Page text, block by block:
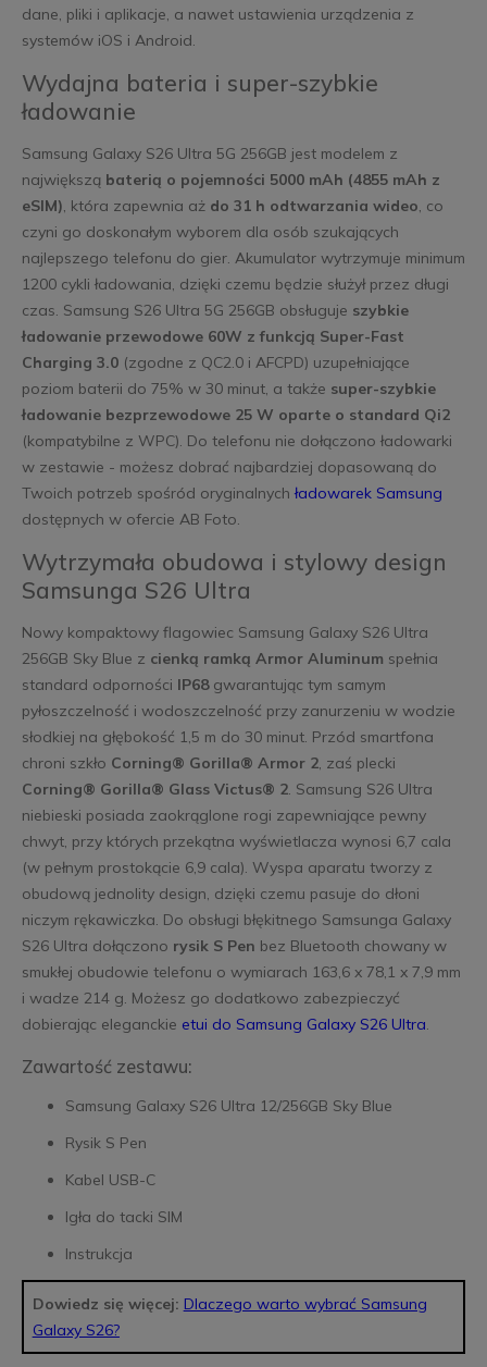
dane, pliki i aplikacje, a nawet ustawienia urządzenia z
systemów iOS i Android.
Wydajna bateria i super-szybkie
ładowanie
Samsung Galaxy S26 Ultra 5G 256GB jest modelem z
największą baterią o pojemności 5000 mAh (4855 mAh z
eSIM), która zapewnia aż do 31 h odtwarzania wideo, co
czyni go doskonałym wyborem dla osób szukających
najlepszego telefonu do gier. Akumulator wytrzymuje minimum
1200 cykli ładowania, dzięki czemu będzie służył przez długi
czas. Samsung S26 Ultra 5G 256GB obsługuje szybkie
ładowanie przewodowe 60W z funkcją Super-Fast
Charging 3.0(zgodne z QC2.0 i AFCPD) uzupełniające
poziom baterii do 75% w 30 minut, a także super-szybkie
ładowanie bezprzewodowe 25 W oparte o standard Qi2
(kompatybilne z WPC). Do telefonu nie dołączono ładowarki
w zestawie - możesz dobrać najbardziej dopasowaną do
Twoich potrzeb spośród oryginalnych ładowarek Samsung
dostępnych w ofercie AB Foto.
Wytrzymała obudowa i stylowy design
Samsunga S26 Ultra
Nowy kompaktowy flagowiec Samsung Galaxy S26 Ultra
256GB Sky Blue z cienką ramką Armor Aluminum spełnia
standard odporności IP68gwarantując tym samym
pyłoszczelność i wodoszczelność przy zanurzeniu w wodzie
słodkiej na głębokość 1,5 m do 30 minut. Przód smartfona
chroni szkło Corning® Gorilla® Armor 2, zaś plecki
Corning® Gorilla® Glass Victus® 2. Samsung S26 Ultra
niebieski posiada zaokrąglone rogi zapewniające pewny
chwyt, przy których przekątna wyświetlacza wynosi 6,7 cala
(w pełnym prostokącie 6,9 cala). Wyspa aparatu tworzy z
obudową jednolity design, dzięki czemu pasuje do dłoni
niczym rękawiczka. Do obsługi błękitnego Samsunga Galaxy
S26 Ultra dołączono rysik S Pen bez Bluetooth chowany w
smukłej obudowie telefonu o wymiarach 163,6 x 78,1 x 7,9 mm
i wadze 214 g. Możesz go dodatkowo zabezpieczyć
dobierając eleganckie etui do Samsung Galaxy S26 Ultra.
Zawartość zestawu:
Samsung Galaxy S26 Ultra 12/256GB Sky Blue
Rysik S Pen
Kabel USB-C
Igła do tacki SIM
Instrukcja
Dowiedz się więcej: Dlaczego warto wybrać Samsung
Galaxy S26?